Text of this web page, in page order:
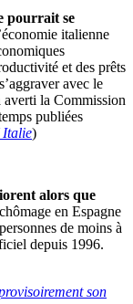
pourrait se
italienne
et des prêts
avec le
averti la Commission
publiées
Italie)
alors que
en Espagne
de moins à
depuis 1996.
son